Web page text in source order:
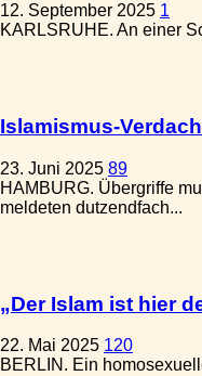
12. September 2025 1
KARLSRUHE. An einer
Islamismus-
23. Juni 2025 89
HAMBURG. Übergriffe
meldeten dutzendfach...
„Der Islam ist hier
22. Mai 2025 120
BERLIN. Ein